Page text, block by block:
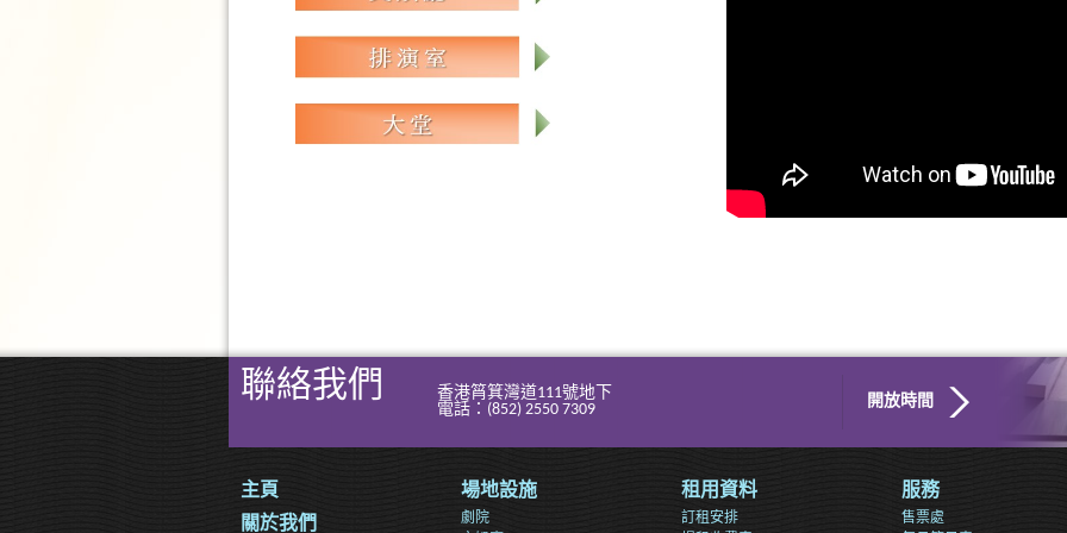
聯絡我們
香港筲箕灣道111號地下
電話：(852) 2550 7309
開放時間
主頁
關於我們
場地設施
劇院
租用資料
訂租安排
服務
售票處